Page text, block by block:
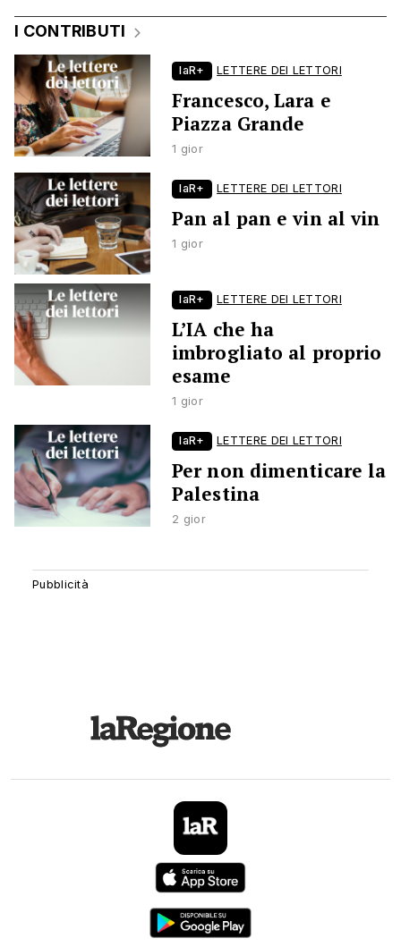
I CONTRIBUTI
laR+ LETTERE DEI LETTORI
Francesco, Lara e
Piazza Grande
1 gior
laR+ LETTERE DEI LETTORI
Pan al pan e vin al vin
1 gior
laR+ LETTERE DEI LETTORI
L’IA che ha
imbrogliato al proprio
esame
1 gior
laR+ LETTERE DEI LETTORI
Per non dimenticare la
Palestina
2 gior